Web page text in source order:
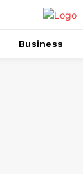
Business